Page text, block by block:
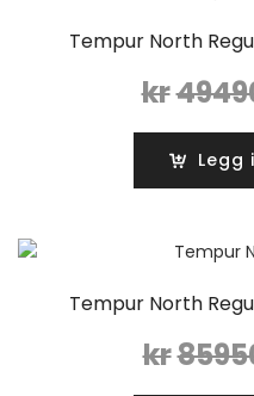
Tempur North
kr
Legg
Tempur North
kr